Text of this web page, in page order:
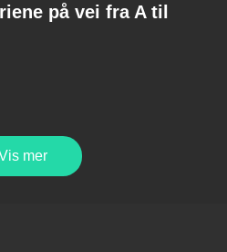
på vei fra A til
mer